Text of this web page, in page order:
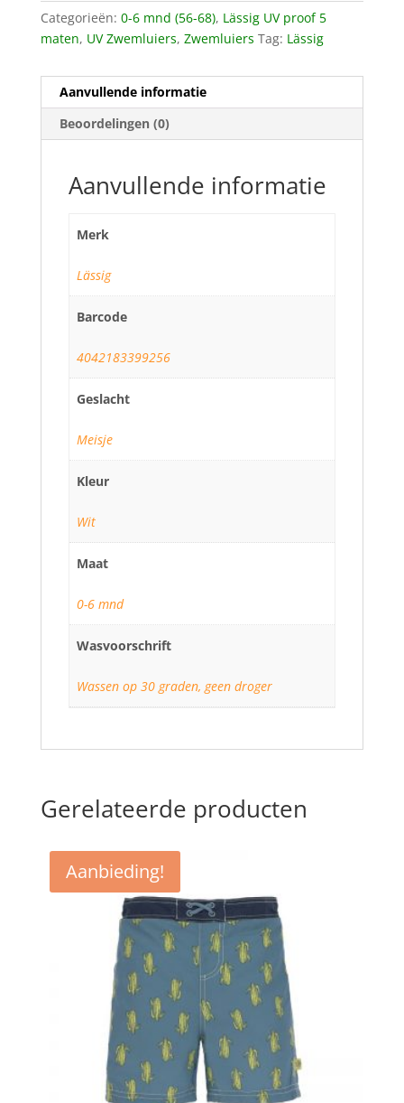
Categorieën: 0-6 mnd (56-68), Lässig UV proof 5
maten, UV Zwemluiers, Zwemluiers Tag: Lässig
Aanvullende informatie
Beoordelingen (0)
Aanvullende informatie
Merk
Lässig
Barcode
4042183399256
Geslacht
Meisje
Kleur
Wit
Maat
0-6 mnd
Wasvoorschrift
Wassen op 30 graden, geen droger
Gerelateerde producten
Aanbieding!